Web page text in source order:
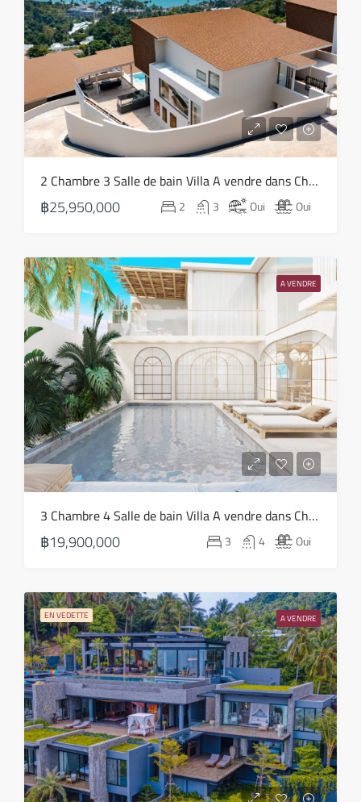
15
Août
dim
16
Août
17
Août
mar
18
Août
mer
19
Août
20
Août
ven
sam
22
Août
2 Chambre 3 Salle de bain Villa A vendre dans Choeng Mon – HS0819
฿25,950,000 2 3 Oui Oui
A VENDRE
3 Chambre 4 Salle de bain Villa A vendre dans Choeng Mon – HS0818
฿19,900,000 3 4 Oui
EN VEDETTE A VENDRE